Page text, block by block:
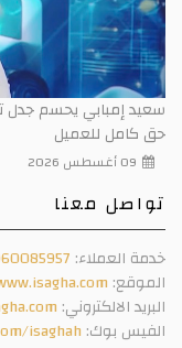
سعيد إمبابي يحسم جدل
حق كامل للعميل
09 أغسطس 2026
تواصل معنا
خدمة العملاء:
الموقع:
البريد الالكتروني:
الفيس بوك: isaghah